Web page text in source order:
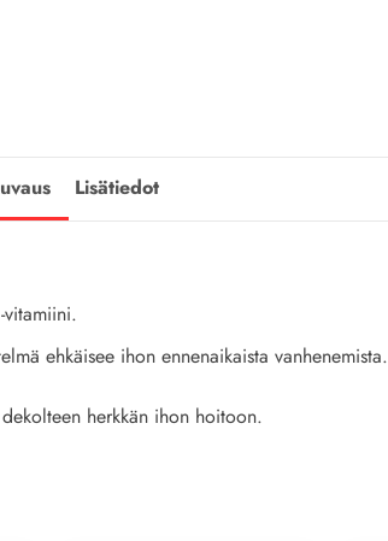
Lisätiedot
vitamiini.
ehkäisee ihon ennenaikaista vanhenemista.
dekolteen herkkän ihon hoitoon.